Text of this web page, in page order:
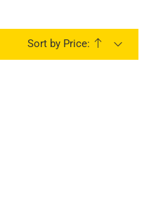
Sort by Price: